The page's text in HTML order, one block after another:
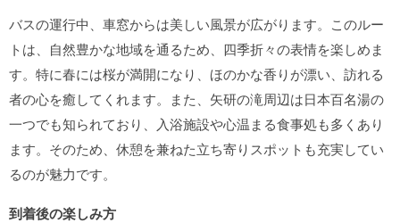
バスの運行中、車窓からは美しい風景が広がります。このルー
トは、自然豊かな地域を通るため、四季折々の表情を楽しめま
す。特に春には桜が満開になり、ほのかな香りが漂い、訪れる
者の心を癒してくれます。また、矢研の滝周辺は日本百名湯の
一つでも知られており、入浴施設や心温まる食事処も多くあり
ます。そのため、休憩を兼ねた立ち寄りスポットも充実してい
るのが魅力です。
到着後の楽しみ方